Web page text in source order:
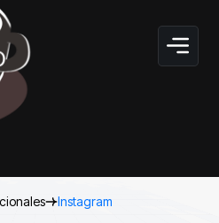
Instagram